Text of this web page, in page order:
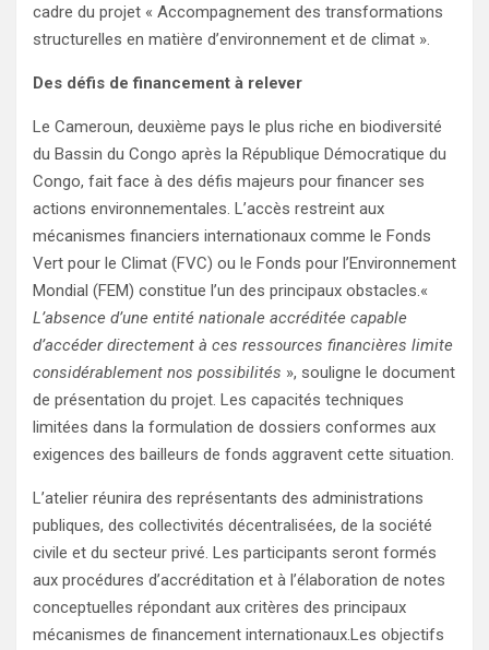
cadre du projet « Accompagnement des transformations
structurelles en matière d’environnement et de climat ».
Des défis de financement à relever
Le Cameroun, deuxième pays le plus riche en biodiversité
du Bassin du Congo après la République Démocratique du
Congo, fait face à des défis majeurs pour financer ses
actions environnementales. L’accès restreint aux
mécanismes financiers internationaux comme le Fonds
Vert pour le Climat (FVC) ou le Fonds pour l’Environnement
Mondial (FEM) constitue l’un des principaux obstacles.«
L’absence d’une entité nationale accréditée capable
d’accéder directement à ces ressources financières limite
considérablement nos possibilités », souligne le document
de présentation du projet. Les capacités techniques
limitées dans la formulation de dossiers conformes aux
exigences des bailleurs de fonds aggravent cette situation.
L’atelier réunira des représentants des administrations
publiques, des collectivités décentralisées, de la société
civile et du secteur privé. Les participants seront formés
aux procédures d’accréditation et à l’élaboration de notes
conceptuelles répondant aux critères des principaux
mécanismes de financement internationaux.Les objectifs